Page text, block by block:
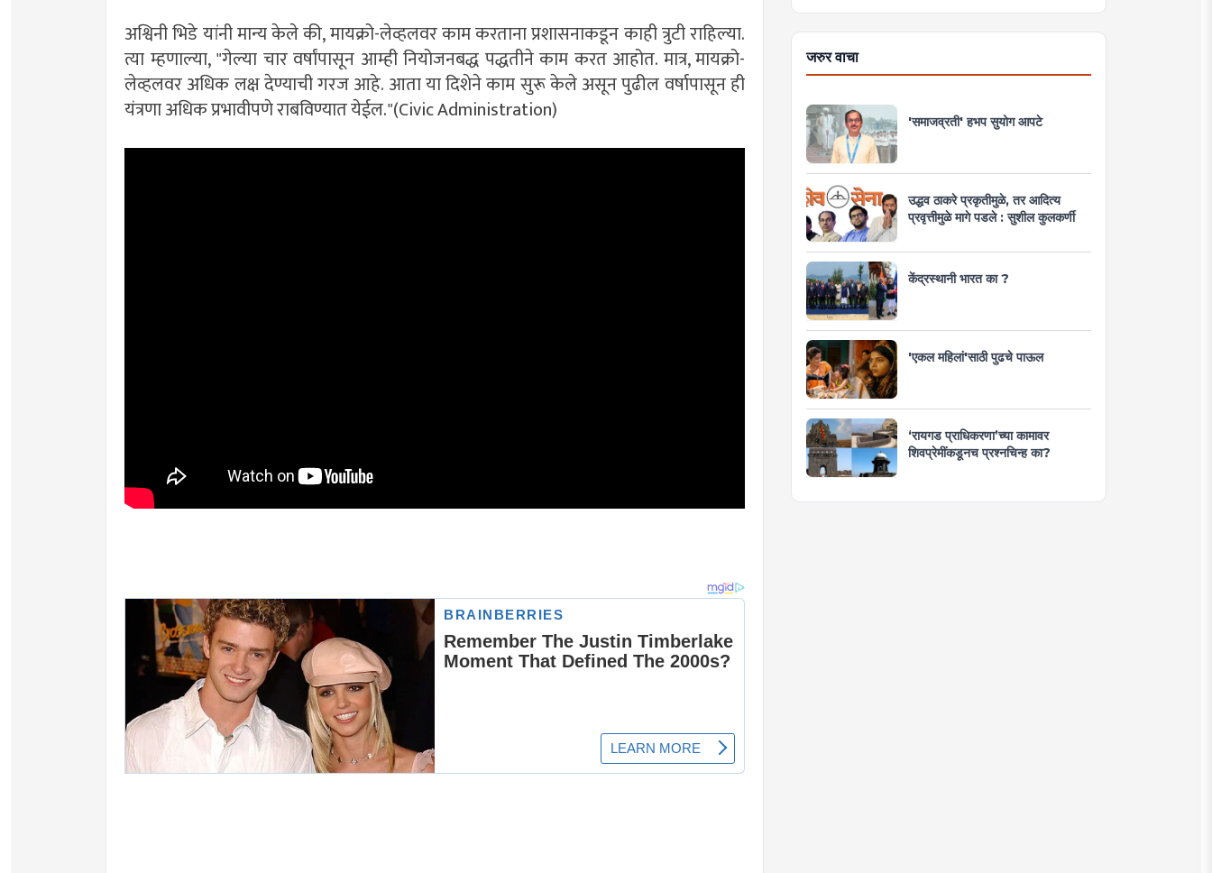
अश्विनी भिडे यांनी मान्य केले की, मायक्रो-लेव्हलवर काम करताना प्रशासनाकडून काही त्रुटी राहिल्या.
त्या म्हणाल्या, "गेल्या चार वर्षांपासून आम्ही नियोजनबद्ध पद्धतीने काम करत आहोत. मात्र, मायक्रो-
लेव्हलवर अधिक लक्ष देण्याची गरज आहे. आता या दिशेने काम सुरू केले असून पुढील वर्षापासून ही
यंत्रणा अधिक प्रभावीपणे राबविण्यात येईल."(Civic Administration)
जरुर वाचा
'समाजव्रती' हभप सुयोग आपटे
उद्धव ठाकरे प्रकृतीमुळे, तर आदित्य
प्रवृत्तीमुळे मागे पडले : सुशील कुलकर्णी
केंद्रस्थानी भारत का ?
'एकल महिलां'साठी पुढचे पाऊल
‘रायगड प्राधिकरणा’च्या कामावर
शिवप्रेमींकडूनच प्रश्नचिन्ह का?